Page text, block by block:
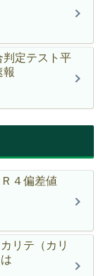
判定テスト平
報
４偏差値
リテ（カリ